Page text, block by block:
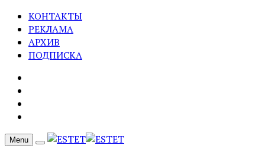
КОНТАКТЫ
РЕКЛАМА
АРХИВ
ПОДПИСКА
Menu